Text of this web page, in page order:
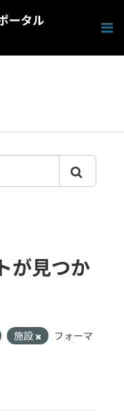
が見つか
施設
フォーマ